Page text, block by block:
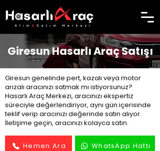
Giresun Hasarlı Araç Satışı
Giresun genelinde pert, kazalı veya motor
arızalı aracınızı satmak mı istiyorsunuz?
Hasarlı Araç Merkezi, aracınızı ekspertiz
süreciyle değerlendiriyor, aynı gün içerisinde
teklif verip aracınızı değerinde satın alıyor.
İletişime geçin, aracınızı kolayca satın.
Hemen Ara WhatsApp Hattı